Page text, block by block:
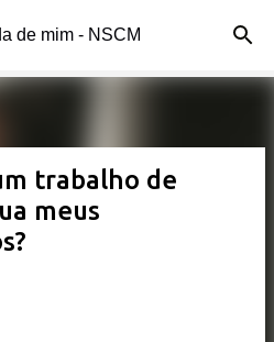
principal
de mim - NSCM
trabalho de
meus